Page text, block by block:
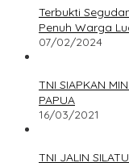
Terbukti
Penuh Warga
07/02/2024
TNI SIAPKAN
PAPUA
16/03/2021
TNI JALIN